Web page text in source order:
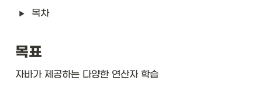
목차
목표
자바가 제공하는 다양한 연산자 학습